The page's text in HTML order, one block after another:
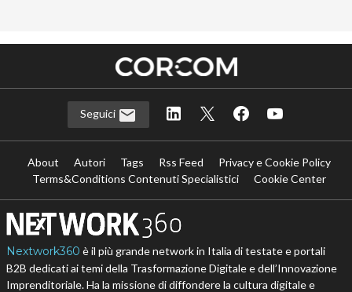
Seguici
About Autori Tags Rss Feed
Privacy e Cookie Policy
Terms&Conditions Contenuti Specialistici
Cookie Center
Nextwork360 è il più grande network in Italia di testate e portali
B2B dedicati ai temi della Trasformazione Digitale e dell’Innovazione
Imprenditoriale. Ha la missione di diffondere la cultura digitale e